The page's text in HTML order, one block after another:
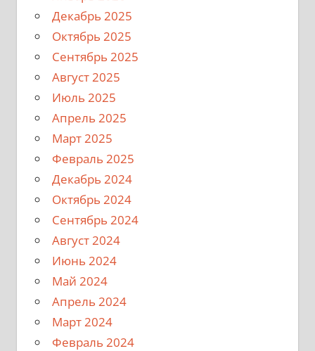
Декабрь 2025
Октябрь 2025
Сентябрь 2025
Август 2025
Июль 2025
Апрель 2025
Март 2025
Февраль 2025
Декабрь 2024
Октябрь 2024
Сентябрь 2024
Август 2024
Июнь 2024
Май 2024
Апрель 2024
Март 2024
Февраль 2024